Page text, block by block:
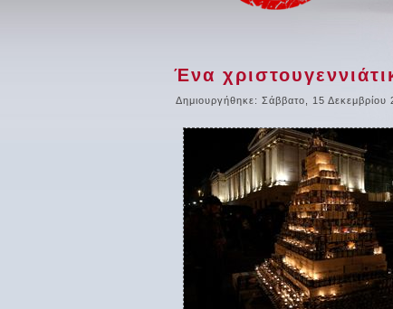
Ένα
Δημιουργήθηκε: Σάββατο, 15 Δεκεμβρίου